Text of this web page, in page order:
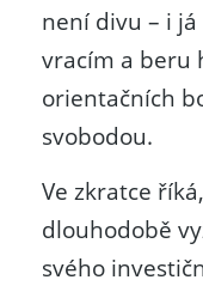
není divu – i
vracím a beru
orientačních
svobodou.
Ve zkratce
dlouhodobě
svého